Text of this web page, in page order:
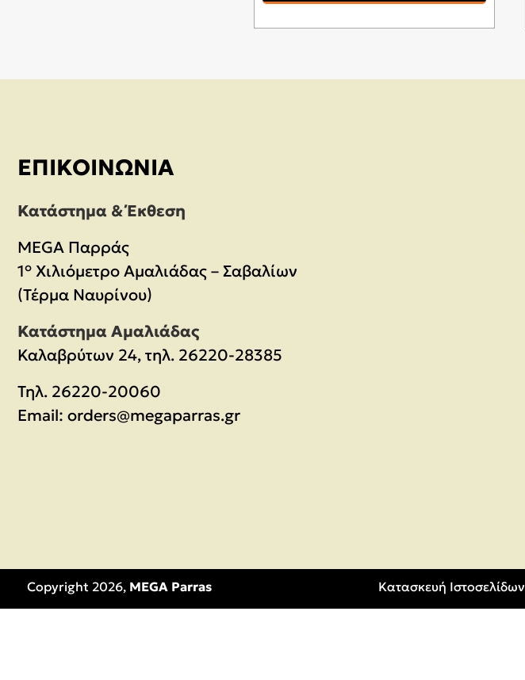
ΕΠΙΚΟΙΝΩΝΊΑ
Κατάστημα & Έκθεση
MEGA Παρράς
1° Χιλιόμετρο Αμαλιάδας – Σαβαλίων
(Τέρμα Ναυρίνου)
Κατάστημα Αμαλιάδας
Καλαβρύτων 24, τηλ. 26220-28385
Τηλ. 26220-20060
Email: orders@megaparras.gr
Copyright 2026, MEGA Parras Κατασκευή Ιστοσελίδων